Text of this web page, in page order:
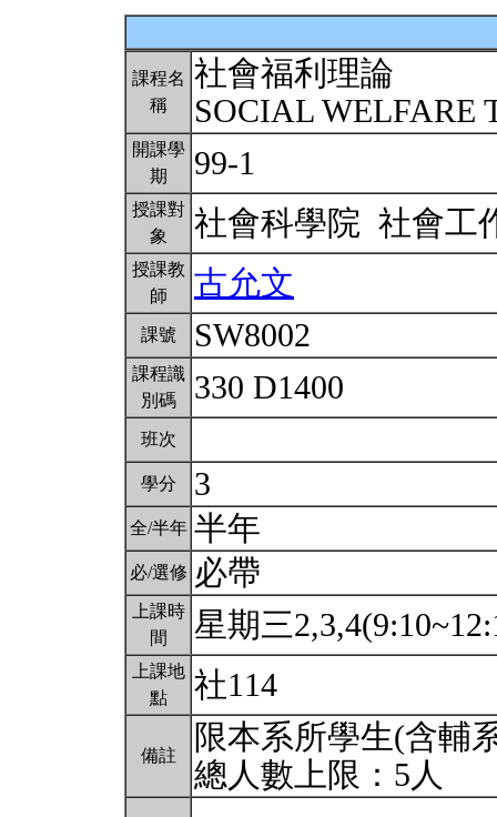
課程名
稱
社會福利理論
SOCIAL WELFARE
開課學
期
99-1
授課對
象
社會科學院 社會工
授課教
師
古允文
課號 SW8002
課程識
別碼
330 D1400
班次
學分 3
全/半年 半年
必/選修 必帶
上課時
間
星期三
上課地
點
社114
備註
限本系所學生(含輔
總人數上限：5人